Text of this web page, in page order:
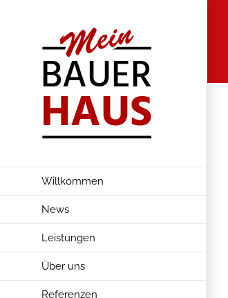
Willkommen
News
Leistungen
Über uns
Referenzen